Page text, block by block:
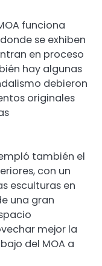
funciona
se exhiben
en proceso
hay algunas
debieron
originales
también el
con un
esculturas en
una gran
mejor la
del MOA a